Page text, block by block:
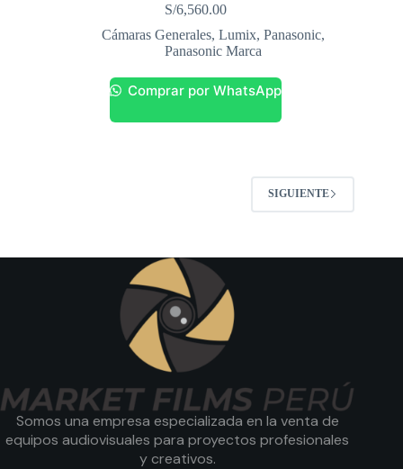
S/6,560.00
Cámaras Generales,Lumix,Panasonic,
Panasonic Marca
Comprar por WhatsApp
SIGUIENTE
Somos una empresa especializada en la venta de
equipos audiovisuales para proyectos profesionales
y creativos.